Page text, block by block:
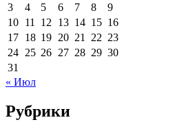
3
4 5 6 7 8
9
10 11 12 13 14 15 16
17 18 19 20 21 22 23
24 25 26 27 28 29 30
31
« Июл
Рубрики